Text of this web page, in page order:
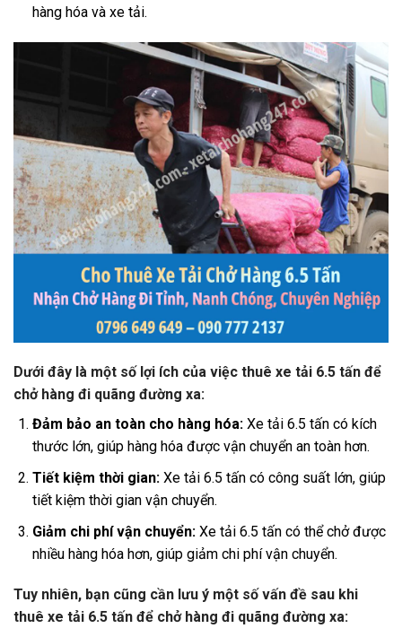
hàng hóa và xe tải.
Dưới đây là một số lợi ích của việc thuê xe tải 6.5 tấn để
chở hàng đi quãng đường xa:
Đảm bảo an toàn cho hàng hóa:Xe tải 6.5 tấn có kích
thước lớn, giúp hàng hóa được vận chuyển an toàn hơn.
Tiết kiệm thời gian:Xe tải 6.5 tấn có công suất lớn, giúp
tiết kiệm thời gian vận chuyển.
Giảm chi phí vận chuyển: Xe tải 6.5 tấn có thể chở được
nhiều hàng hóa hơn, giúp giảm chi phí vận chuyển.
Tuy nhiên, bạn cũng cần lưu ý một số vấn đề sau khi
thuê xe tải 6.5 tấn để chở hàng đi quãng đường xa: